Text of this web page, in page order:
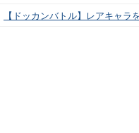
【ドッカンバトル】レアキャ